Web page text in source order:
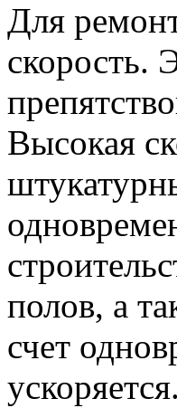
Для
скорость.
Высокая
полов, а
счет
ускоряется.